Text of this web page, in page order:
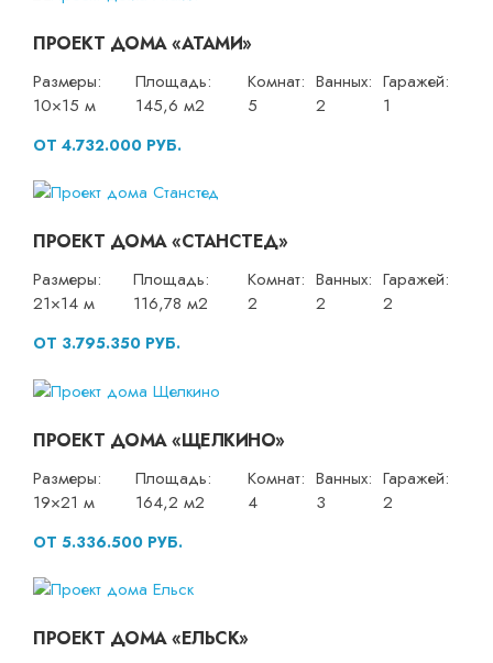
ПРОЕКТ ДОМА «АТАМИ»
Размеры:
10×15 м
Площадь:
145,6 м2
Комнат:
5
Ванных:
2
Гаражей:
1
ОТ 4.732.000 РУБ.
ПРОЕКТ ДОМА «СТАНСТЕД»
Размеры:
21×14 м
Площадь:
116,78 м2
Комнат:
2
Ванных:
2
Гаражей:
2
ОТ 3.795.350 РУБ.
ПРОЕКТ ДОМА «ЩЕЛКИНО»
Размеры:
19×21 м
Площадь:
164,2 м2
Комнат:
4
Ванных:
3
Гаражей:
2
ОТ 5.336.500 РУБ.
ПРОЕКТ ДОМА «ЕЛЬСК»